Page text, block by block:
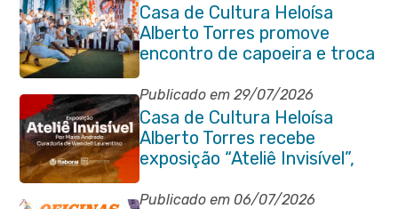
Casa de Cultura Heloísa
Alberto Torres promove
encontro de capoeira e troca
de cordas na Praça Marechal
Floriano Peixoto
Publicado em 29/07/2026
Casa de Cultura Heloísa
Alberto Torres recebe
exposição “Ateliê Invisível”,
da artista Maíra Andrade
Publicado em 06/07/2026